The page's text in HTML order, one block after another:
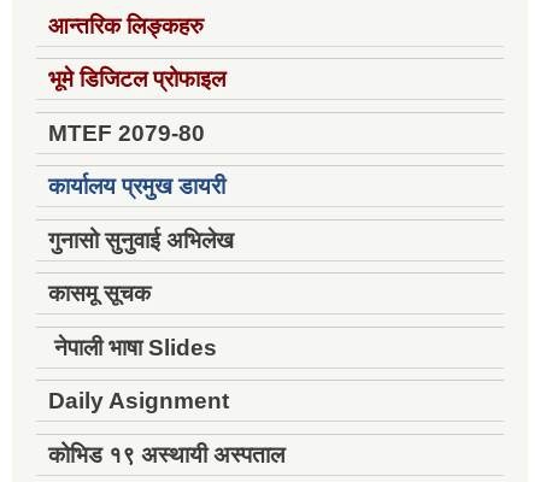
आन्तरिक लिङ्कहरु
भूमे डिजिटल प्रोफाइल
MTEF 2079-80
कार्यालय प्रमुख डायरी
गुनासो सुनुवाई अभिलेख
कासमू सूचक
नेपाली भाषा Slides
Daily Asignment
कोभिड १९ अस्थायी अस्पताल